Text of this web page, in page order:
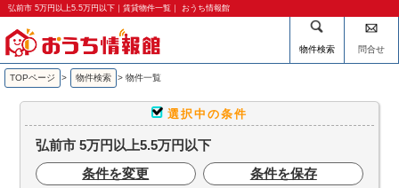
弘前市 5万円以上5.5万円以下｜賃貸物件一覧｜ おうち情報館
物件検索 問合せ
TOPページ > 物件検索 > 物件一覧
選択中の条件
弘前市 5万円以上5.5万円以下
条件を変更
条件を保存